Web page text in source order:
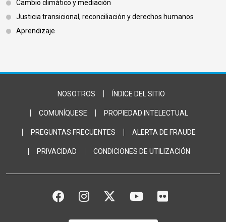
Cambio climático y mediación
Justicia transicional, reconciliación y derechos humanos
Aprendizaje
Footer Bottom
NOSOTROS ÍNDICE DEL SITIO
COMUNÍQUESE PROPIEDAD INTELECTUAL
PREGUNTAS FRECUENTES ALERTA DE FRAUDE
PRIVACIDAD CONDICIONES DE UTILIZACIÓN
FACEBOOK
INSTAGRAM
TWITTERYOUTUBE
FLICKR